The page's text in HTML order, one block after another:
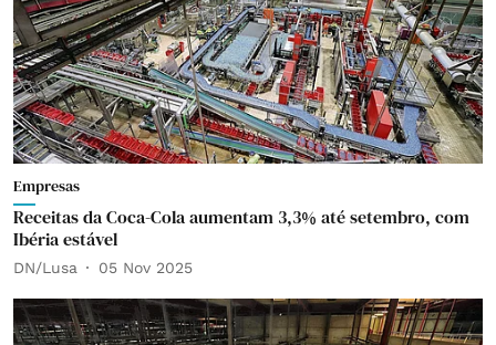
Empresas
Receitas da Coca-Cola aumentam 3,3% até setembro, com
Ibéria estável
DN/Lusa 05 Nov 2025